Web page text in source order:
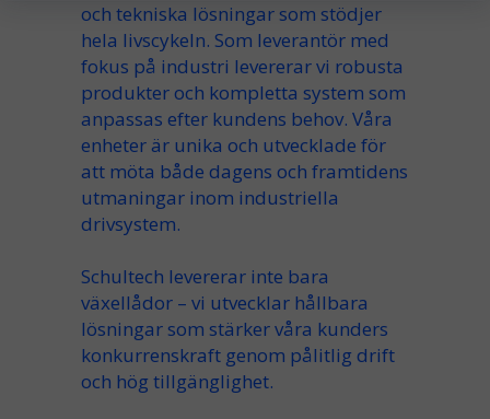
och tekniska lösningar som stödjer
hela livscykeln. Som leverantör med
fokus på industri levererar vi robusta
produkter och kompletta system som
anpassas efter kundens behov. Våra
enheter är unika och utvecklade för
att möta både dagens och framtidens
utmaningar inom industriella
drivsystem.
Schultech levererar inte bara
växellådor – vi utvecklar hållbara
lösningar som stärker våra kunders
konkurrenskraft genom pålitlig drift
och hög tillgänglighet.